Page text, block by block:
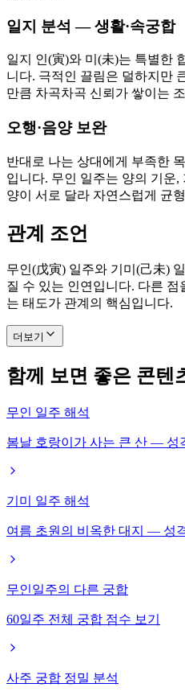
일지 분석 — 생활·속궁합
일지 인(寅)와 미(未)는 특별한
니다. 극적인 끌림은 덜하지만
만큼 차곡차곡 신뢰가 쌓이는
오행·음양 보완
반대로 나는 상대에게 부족한
입니다. 무인 일주는 양의 기운
양이 서로 달라 자연스럽게 균
관계 조언
무인(戊寅) 일주와 기미(己未)
질 수 있는 인연입니다. 다른
는 태도가 관계의 핵심입니다.
더보기
함께 보면 좋은 콘텐
무인 일주 해석
봄날 호랑이가 사는 큰 산 — 성
기미 일주 해석
여름 초원의 비옥한 대지 — 성
무인일주의 다른 궁합
60일주 전체 궁합 점수 보기
사주 궁합 정밀 분석